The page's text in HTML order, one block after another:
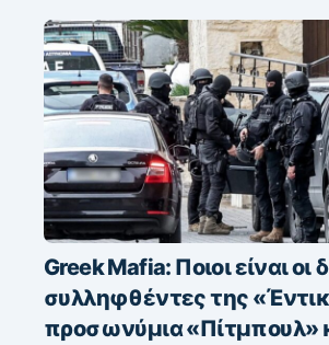
Greek Mafia: Ποιοι είναι οι
συλληφθέντες της
προσωνύμια «Πίτμπουλ»